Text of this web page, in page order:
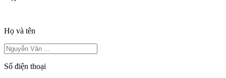
Họ và tên
Số điện thoại